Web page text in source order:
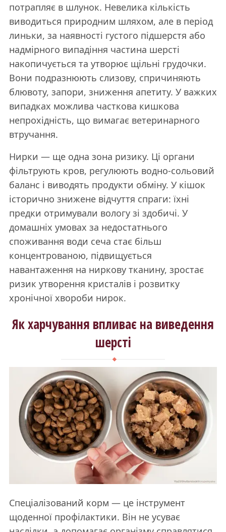
потрапляє в шлунок. Невелика кількість
виводиться природним шляхом, але в період
линьки, за наявності густого підшерстя або
надмірного випадіння частина шерсті
накопичується та утворює щільні грудочки.
Вони подразнюють слизову, спричиняють
блювоту, запори, зниження апетиту. У важких
випадках можлива часткова кишкова
непрохідність, що вимагає ветеринарного
втручання.
Нирки — ще одна зона ризику. Ці органи
фільтрують кров, регулюють водно-сольовий
баланс і виводять продукти обміну. У кішок
історично знижене відчуття спраги: їхні
предки отримували вологу зі здобичі. У
домашніх умовах за недостатнього
споживання води сеча стає більш
концентрованою, підвищується
навантаження на ниркову тканину, зростає
ризик утворення кристалів і розвитку
хронічної хвороби нирок.
Як харчування впливає на виведення
шерсті
Спеціалізований корм — це інструмент
щоденної профілактики. Він не усуває